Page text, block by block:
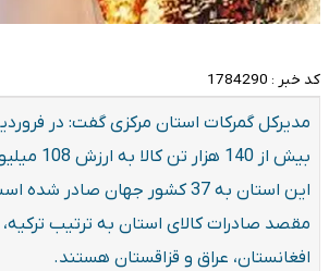
کد خبر : 1784290
بیش از 140
مقصد صادرات کالای استان به ترتیب ترکیه،
افغانستان، عراق و قزاقستان هستند.